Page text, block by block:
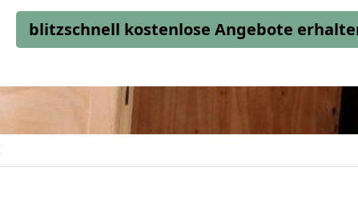
blitzschnell kostenlose Angebote